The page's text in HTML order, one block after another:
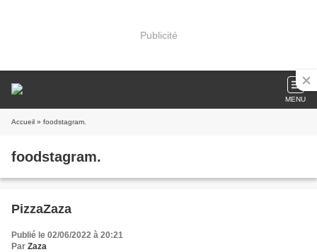
Publicité
MENU
Accueil » foodstagram.
foodstagram.
PizzaZaza
Publié le 02/06/2022 à 20:21
Par Zaza